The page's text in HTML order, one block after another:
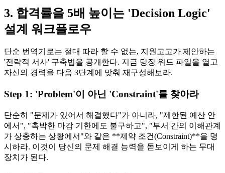
3. 합격률을 5배 높이는 'Decision Logic'
설계 워크플로우
단순 번역기로는 절대 따라 할 수 없는, 지원고고가 제안하는
'전략적 서사' 구축법을 공개한다. 지금 당장 워드 파일을 열고
자신의 경력을 다음 3단계에 맞춰 재구성해보라.
Step 1: 'Problem'이 아닌 'Constraint'를 찾아라
단순히 "문제가 있어서 해결했다"가 아니라, "제한된 예산 안
에서", "촉박한 마감 기한에도 불구하고", "부서 간의 이해관계
가 상충하는 상황에서"와 같은 ​**제약 조건(Constraint)**을 명
시하라. 이것이 당신의 문제 해결 능력을 돋보이게 하는 무대
장치가 된다.